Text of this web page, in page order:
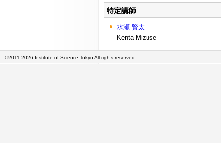
特定講師
水瀬 賢太
Kenta Mizuse
©2011-2026 Institute of Science Tokyo All rights reserved.